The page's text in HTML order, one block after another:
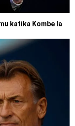
katika Kombe la